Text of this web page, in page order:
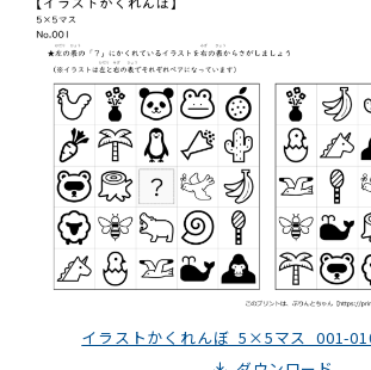
イラストかくれんぼ_5×5マス_001-